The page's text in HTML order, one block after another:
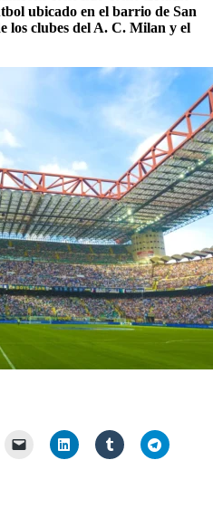
ubicado en el barrio de San
los clubes del A. C. Milan y el